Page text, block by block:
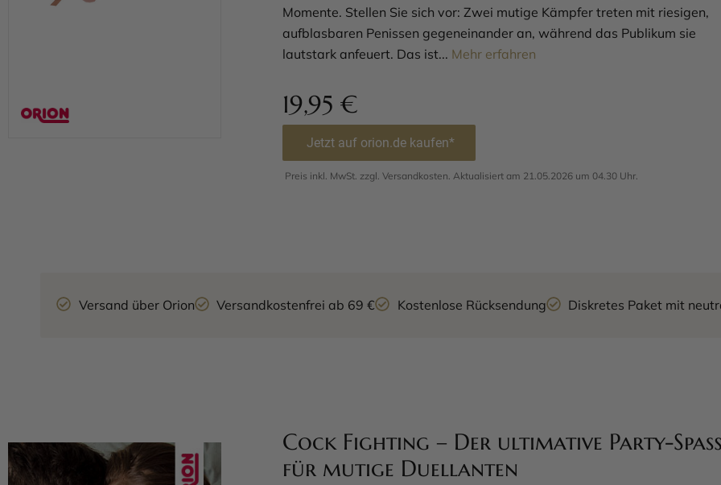
Momente. Stellen Sie sich vor: Zwei mutige Kämpfer treten mit riesigen,
aufblasbaren Penissen gegeneinander an, während das Publikum sie
lautstark anfeuert. Das ist... Mehr erfahren
19,95 €
Jetzt auf orion.de kaufen*
Preis inkl. MwSt. zzgl. Versandkosten. Aktualisiert am 21.05.2026 um 04.30 Uhr.
Versand über Orion Versandkostenfrei ab 69 € Kostenlose Rücksendung Diskretes Paket mit
Cock Fighting – Der ultimative Party-Spaß
für mutige Duellanten